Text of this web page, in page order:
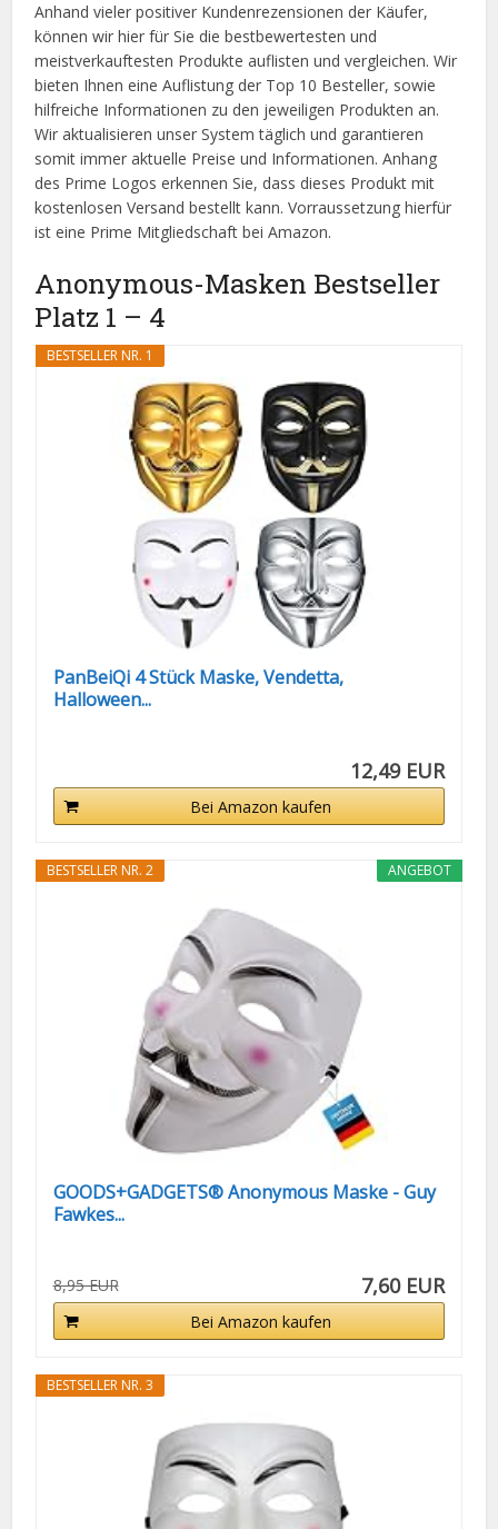
Anhand vieler positiver Kundenrezensionen der Käufer,
können wir hier für Sie die bestbewertesten und
meistverkauftesten Produkte auflisten und vergleichen. Wir
bieten Ihnen eine Auflistung der Top 10 Besteller, sowie
hilfreiche Informationen zu den jeweiligen Produkten an.
Wir aktualisieren unser System täglich und garantieren
somit immer aktuelle Preise und Informationen. Anhang
des Prime Logos erkennen Sie, dass dieses Produkt mit
kostenlosen Versand bestellt kann. Vorraussetzung hierfür
ist eine Prime Mitgliedschaft bei Amazon.
Anonymous-Masken Bestseller
Platz 1 – 4
BESTSELLER NR. 1
PanBeiQi 4 Stück Maske, Vendetta,
Halloween...
12,49 EUR
Bei Amazon kaufen
ANGEBOT
BESTSELLER NR. 2
GOODS+GADGETS® Anonymous Maske - Guy
Fawkes...
8,95 EUR 7,60 EUR
Bei Amazon kaufen
BESTSELLER NR. 3